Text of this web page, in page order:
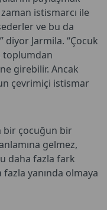
istismarcı ile
ve bu da
diyor Jarmila. “Çocuk
toplumdan
girebilir. Ancak
çevrimiçi istismar
bir çocuğun bir
gelmez,
daha fazla fark
yanında olmaya